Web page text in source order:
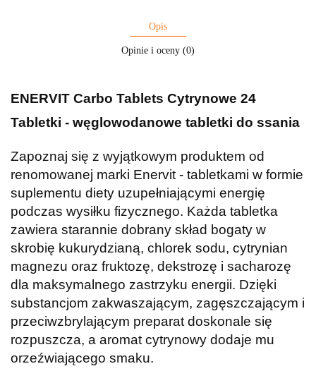
Opis
Opinie i oceny (0)
ENERVIT Carbo Tablets Cytrynowe 24
Tabletki - węglowodanowe tabletki do ssania
Zapoznaj się z wyjątkowym produktem od
renomowanej marki Enervit - tabletkami w formie
suplementu diety uzupełniającymi energię
podczas wysiłku fizycznego. Każda tabletka
zawiera starannie dobrany skład bogaty w
skrobię kukurydzianą, chlorek sodu, cytrynian
magnezu oraz fruktozę, dekstrozę i sacharozę
dla maksymalnego zastrzyku energii. Dzięki
substancjom zakwaszającym, zagęszczającym i
przeciwzbrylającym preparat doskonale się
rozpuszcza, a aromat cytrynowy dodaje mu
orzeźwiającego smaku.